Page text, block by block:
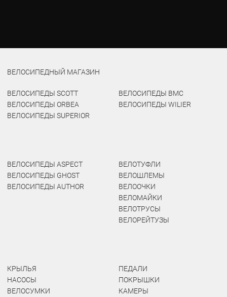
ВЕЛОСИПЕДНЫЙ МАГАЗИН
ВЕЛОСИПЕДЫ SCOTT
ВЕЛОСИПЕДЫ ORBEA
ВЕЛОСИПЕДЫ SUPERIOR
ВЕЛОСИПЕДЫ BMC
ВЕЛОСИПЕДЫ WILIER
ВЕЛОСИПЕДЫ ASPECT
ВЕЛОСИПЕДЫ GHOST
ВЕЛОСИПЕДЫ AUTHOR
ВЕЛОТУФЛИ
ВЕЛОШЛЕМЫ
ВЕЛООЧКИ
ВЕЛОМАЙКИ
ВЕЛОТРУСЫ
ВЕЛОРЕЙТУЗЫ
КРЫЛЬЯ
НАСОСЫ
ВЕЛОСУМКИ
ПЕДАЛИ
ПОКРЫШКИ
КАМЕРЫ